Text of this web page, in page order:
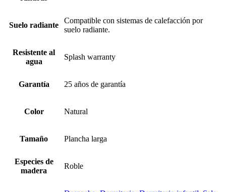
Suelo radiante
Compatible con sistemas de calefacción por
suelo radiante.
Resistente al
agua
Splash warranty
Garantía 25 años de garantía
Color Natural
Tamaño Plancha larga
Especies de
madera
Roble